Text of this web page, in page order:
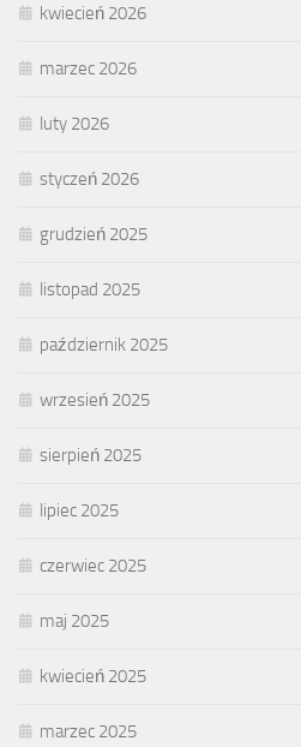
kwiecień 2026
marzec 2026
luty 2026
styczeń 2026
grudzień 2025
listopad 2025
październik 2025
wrzesień 2025
sierpień 2025
lipiec 2025
czerwiec 2025
maj 2025
kwiecień 2025
marzec 2025